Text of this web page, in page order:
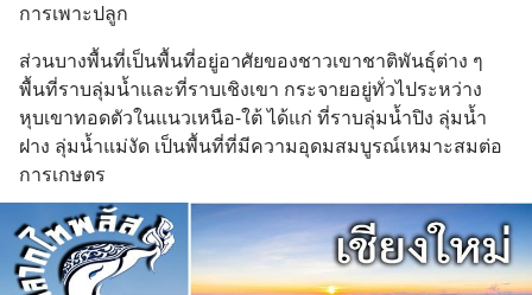
การเพาะปลูก
ส่วนบางพื้นที่เป็นพื้นที่อยู่อาศัยของชาวเขาชาติพันธุ์ต่าง ๆ
พื้นที่ราบลุ่มน้ำและที่ราบเชิงเขา กระจายอยู่ทั่วไประหว่าง
หุบเขาทอดตัวในแนวเหนือ-ใต้ ได้แก่ ที่ราบลุ่มน้ำปิง ลุ่มน้ำ
ฝาง ลุ่มน้ำแม่งัด เป็นพื้นที่ที่มีความอุดมสมบูรณ์เหมาะสมต่อ
การเกษตร